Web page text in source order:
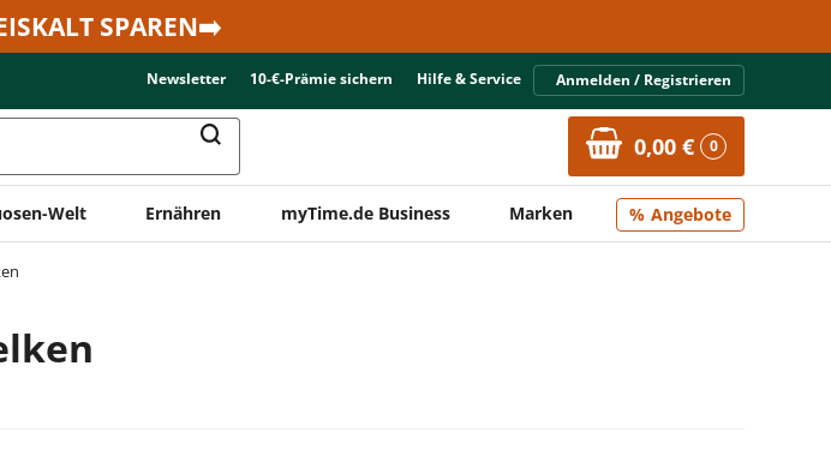
SPAREN➡️
Newsletter 10-€-Prämie sichern Hilfe & Service Anmelden / Registrieren
0,00 € 0
Welt Ernähren myTime.de Business Marken Angebote